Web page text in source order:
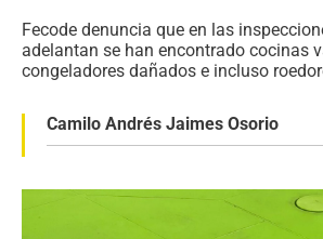
Fecode denuncia que en las
adelantan se han encontrado cocinas
congeladores dañados e incluso
Camilo Andrés Jaimes Osorio